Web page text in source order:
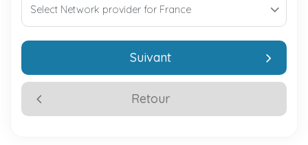
Retour
Suivant